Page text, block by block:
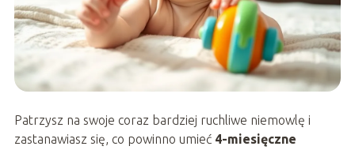
Patrzysz na swoje coraz bardziej ruchliwe niemowlę i
zastanawiasz się, co powinno umieć 4-miesięczne